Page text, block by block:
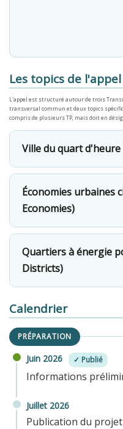
Les topics de l'appel
L'appel est structuré autour de trois
transversal commun et deux topics
compris de plusieurs TP, mais doit en
Ville du quart
Économies urbaines
Economies)
Quartiers à énergie
Districts)
Calendrier
PRÉPARATION
Juin 2026 ✓ Publié
Informations
Juillet 2026
Publication du